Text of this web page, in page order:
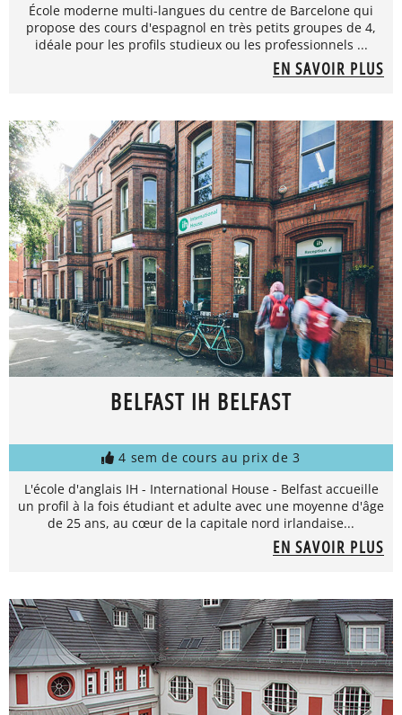
École moderne multi-langues du centre de Barcelone qui
propose des cours d'espagnol en très petits groupes de 4,
idéale pour les profils studieux ou les professionnels ...
EN SAVOIR PLUS
BELFAST IH BELFAST
4 sem de cours au prix de 3
L'école d'anglais IH - International House - Belfast accueille
un profil à la fois étudiant et adulte avec une moyenne d'âge
de 25 ans, au cœur de la capitale nord irlandaise...
EN SAVOIR PLUS